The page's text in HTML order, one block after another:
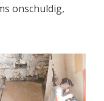
onschuldig,